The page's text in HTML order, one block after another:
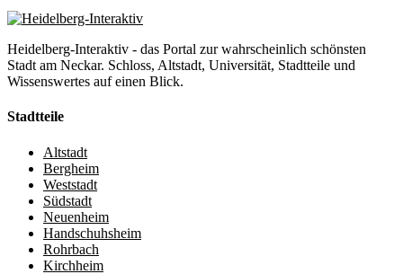
Heidelberg-Interaktiv - das Portal zur wahrscheinlich schönsten
Stadt am Neckar. Schloss, Altstadt, Universität, Stadtteile und
Wissenswertes auf einen Blick.
Stadtteile
Altstadt
Bergheim
Weststadt
Südstadt
Neuenheim
Handschuhsheim
Rohrbach
Kirchheim